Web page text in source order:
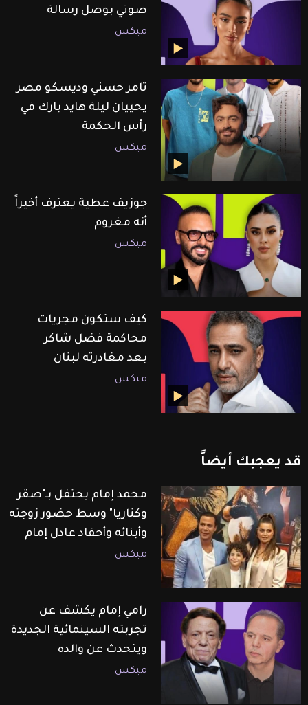
صوتي بوصل رسالة
ميكس
تامر حسني وديسكو مصر
يحييان ليلة هايد بارك في
رأس الحكمة
ميكس
جوزيف عطية يعترف أخيراً
أنه مغروم
ميكس
كيف ستكون مجريات
محاكمة فضل شاكر
بعد مغادرته لبنان
ميكس
قد يعجبك أيضاً
محمد إمام يحتفل بـ"صقر
وكناريا" وسط حضور زوجته
وأبنائه وأحفاد عادل إمام
ميكس
رامي إمام يكشف عن
تجربته السينمائية الجديدة
ويتحدث عن والده
ميكس